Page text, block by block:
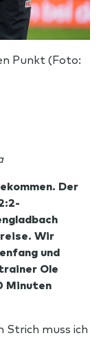
Punkt (Foto:
Der
Wir
und
Ole
Minuten
Strich muss ich